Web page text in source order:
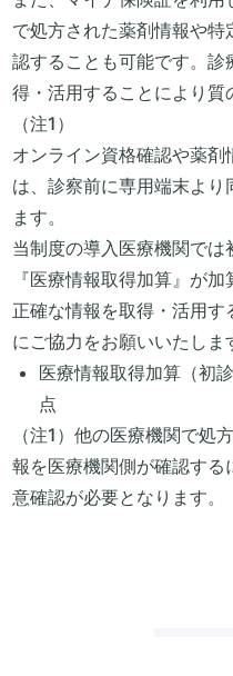
で処方された薬剤情報や
認することも可能です。診
得・活用することにより質
（注1）
オンライン資格確認や薬
は、診察前に専用端末よ
ます。
当制度の導入医療機関で
『医療情報取得加算』が加
正確な情報を取得・活用
にご協力をお願いいたしま
医療情報取得加算（初
点
（注1）他の医療機関で処
報を医療機関側が確認す
意確認が必要となります。